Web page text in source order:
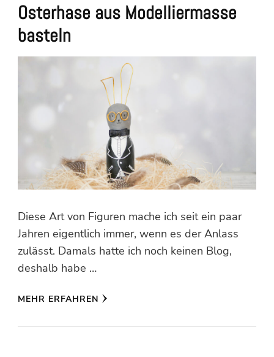
Osterhase aus Modelliermasse
basteln
Diese Art von Figuren mache ich seit ein paar
Jahren eigentlich immer, wenn es der Anlass
zulässt. Damals hatte ich noch keinen Blog,
deshalb habe …
MEHR ERFAHREN